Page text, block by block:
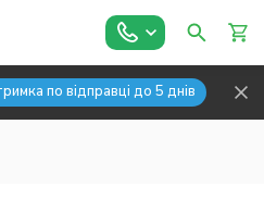
по відправці до 5 днів